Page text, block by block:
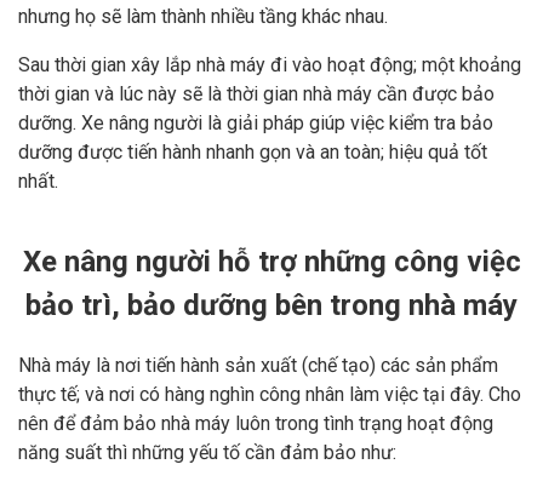
nhưng họ sẽ làm thành nhiều tầng khác nhau.
Sau thời gian xây lắp nhà máy đi vào hoạt động; một khoảng
thời gian và lúc này sẽ là thời gian nhà máy cần được bảo
dưỡng. Xe nâng người là giải pháp giúp việc kiểm tra bảo
dưỡng được tiến hành nhanh gọn và an toàn; hiệu quả tốt
nhất.
Xe nâng người hỗ trợ những công việc
bảo trì, bảo dưỡng bên trong nhà máy
Nhà máy là nơi tiến hành sản xuất (chế tạo) các sản phẩm
thực tế; và nơi có hàng nghìn công nhân làm việc tại đây. Cho
nên để đảm bảo nhà máy luôn trong tình trạng hoạt động
năng suất thì những yếu tố cần đảm bảo như: